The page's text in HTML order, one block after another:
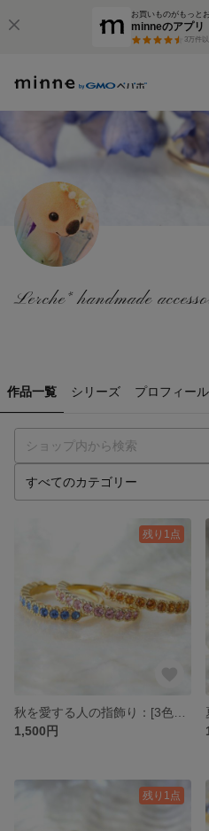
お買いものがもっと
minneのアプリ
3万件
Lerche* handmade
作品一覧 シリーズ プロフィール
残り1点
1,500円
残り1点